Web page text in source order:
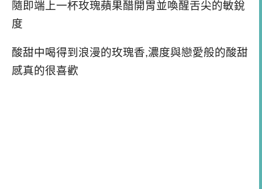
隨即端上一杯玫瑰蘋果醋開胃並喚醒舌尖的敏銳
度
酸甜中喝得到浪漫的玫瑰香,濃度與戀愛般的酸甜
感真的很喜歡